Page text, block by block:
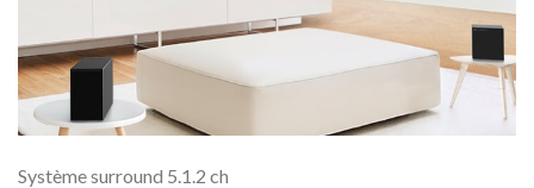
Système surround 5.1.2 ch